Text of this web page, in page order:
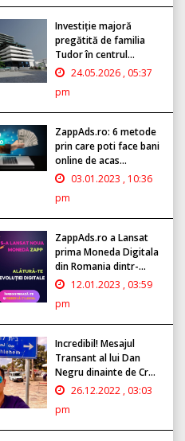
Investiție majoră
pregătită de familia
Tudor în centrul...
24.05.2026 , 05:37
pm
ZappAds.ro: 6 metode
prin care poti face bani
online de acas...
03.01.2023 , 10:36
pm
ZappAds.ro a Lansat
prima Moneda Digitala
din Romania dintr-...
12.01.2023 , 03:59
pm
Incredibil! Mesajul
Transant al lui Dan
Negru dinainte de Cr...
26.12.2022 , 03:03
pm